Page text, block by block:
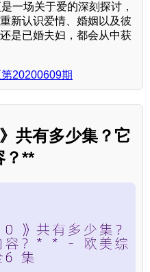
一场关于爱的深刻探讨，
新认识爱情、婚姻以及彼
是已婚夫妇，都会从中获
20200609期
共有多少集？它
？**